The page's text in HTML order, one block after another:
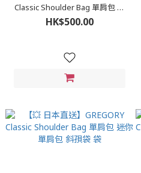
Classic Shoulder Bag 單肩包 迷
你單肩包 斜孭袋 袋
HK$500.00